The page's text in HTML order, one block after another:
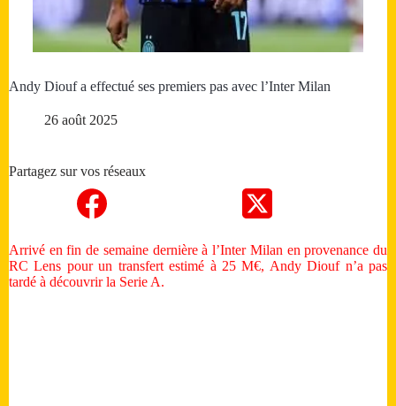
Andy Diouf a effectué ses premiers pas avec l’Inter Milan
26 août 2025
Partagez sur vos réseaux
Arrivé en fin de semaine dernière à l’Inter Milan en provenance du
RC Lens pour un transfert estimé à 25 M€, Andy Diouf n’a pas
tardé à découvrir la Serie A.